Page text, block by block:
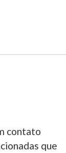
contato
que